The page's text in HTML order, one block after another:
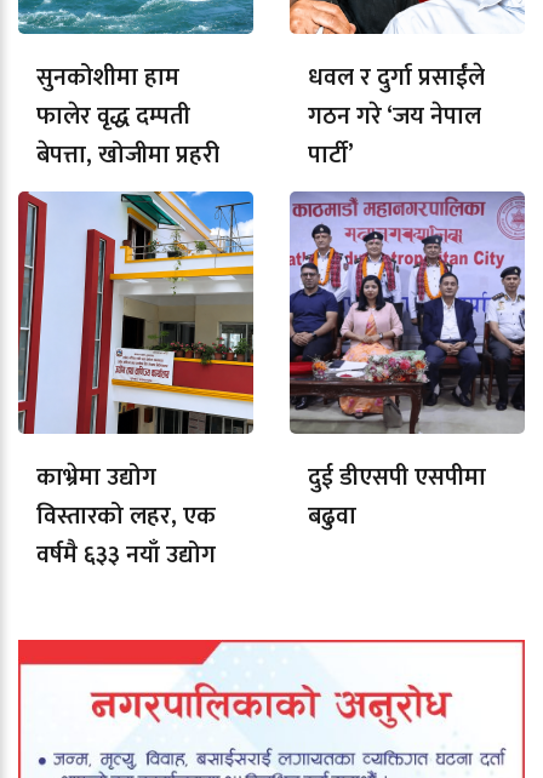
सुनकोशीमा हाम
फालेर वृद्ध दम्पती
बेपत्ता, खोजीमा प्रहरी
धवल र दुर्गा प्रसाईंले
गठन गरे ‘जय नेपाल
पार्टी’
काभ्रेमा उद्योग
विस्तारको लहर, एक
वर्षमै ६३३ नयाँ उद्योग
दुई डीएसपी एसपीमा
बढुवा